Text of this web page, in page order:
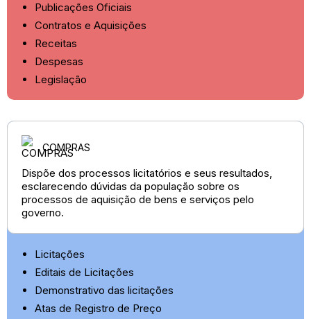
Publicações Oficiais
Contratos e Aquisições
Receitas
Despesas
Legislação
COMPRAS
Dispõe dos processos licitatórios e seus resultados,
esclarecendo dúvidas da população sobre os
processos de aquisição de bens e serviços pelo
governo.
Licitações
Editais de Licitações
Demonstrativo das licitações
Atas de Registro de Preço